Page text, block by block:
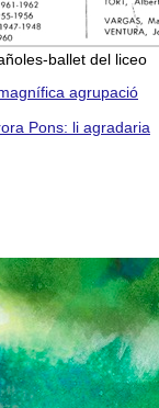
ballet del liceo
agrupació
Pons: li agradaria